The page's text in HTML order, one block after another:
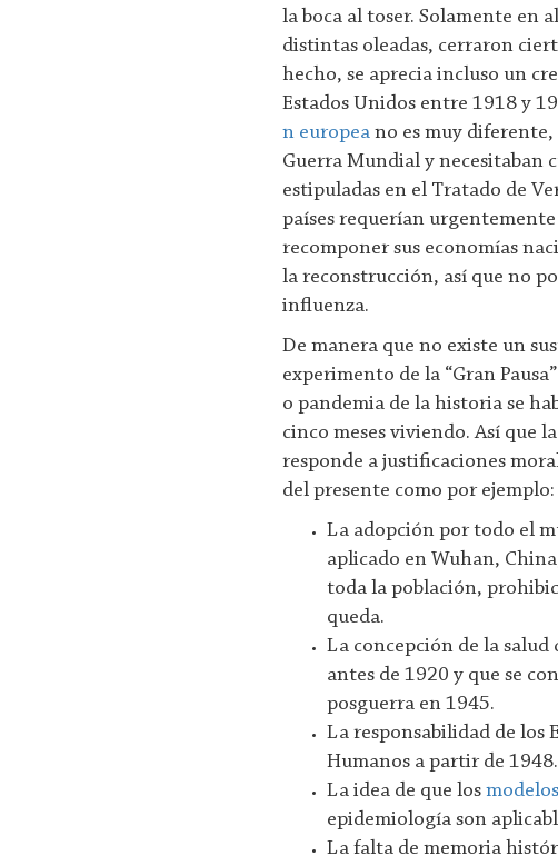
la boca al toser. Solamente en
distintas oleadas, cerraron
hecho, se aprecia incluso un
Estados Unidos entre 1918 y
n europeano es muy diferente,
Guerra Mundial y necesitaban
estipuladas en el Tratado de
países requerían
recomponer sus economías
la reconstrucción, así que no
influenza.
De manera que no existe un
experimento de la “Gran
o pandemia de la historia se
cinco meses viviendo. Así que
responde a justificaciones
del presente como por ejemplo:
La adopción por todo el
aplicado en Wuhan,
toda la población,
queda.
La concepción de la
antes de 1920 y que se
posguerra en 1945.
La responsabilidad de los
Humanos a partir de 1948.
La idea de que los
epidemiología son
La falta de memoria